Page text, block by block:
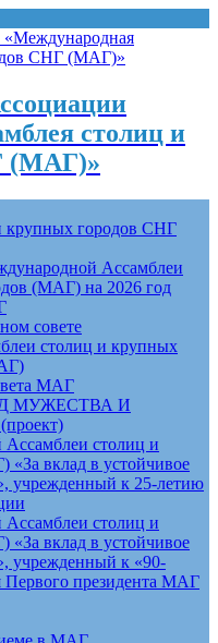
столиц и
(МАГ)»
крупных городов СНГ
Ассамблеи
(МАГ) на 2026 год
совете
столиц и крупных
МАГ
МУЖЕСТВА И
столиц и
вклад в устойчивое
учрежденный к 25-летию
столиц и
вклад в устойчивое
учрежденный к «90-
Первого президента МАГ